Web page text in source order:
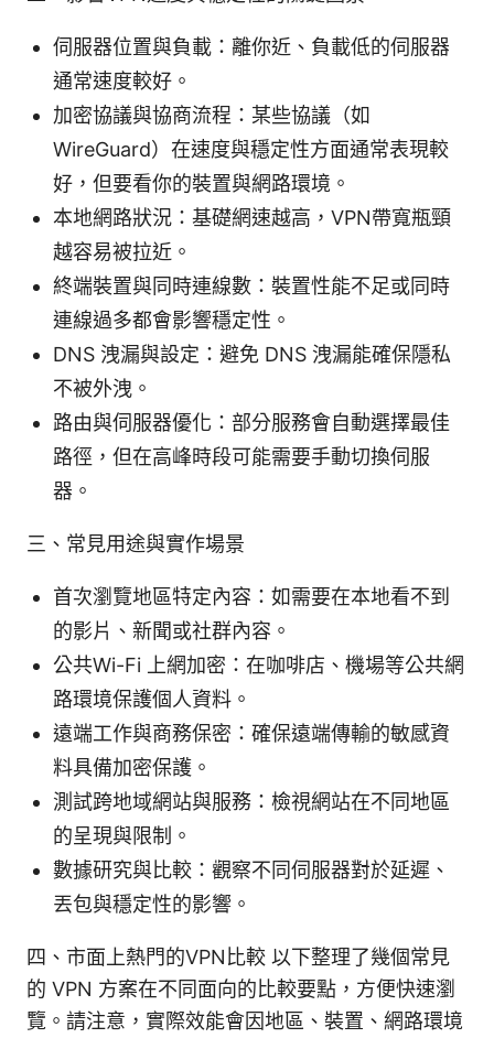
伺服器位置與負載：離你近、負載低的伺服器
通常速度較好。
加密協議與協商流程：某些協議（如
WireGuard）在速度與穩定性方面通常表現較
好，但要看你的裝置與網路環境。
本地網路狀況：基礎網速越高，VPN帶寬瓶頸
越容易被拉近。
終端裝置與同時連線數：裝置性能不足或同時
連線過多都會影響穩定性。
DNS 洩漏與設定：避免 DNS 洩漏能確保隱私
不被外洩。
路由與伺服器優化：部分服務會自動選擇最佳
路徑，但在高峰時段可能需要手動切換伺服
器。
三、常見用途與實作場景
首次瀏覽地區特定內容：如需要在本地看不到
的影片、新聞或社群內容。
公共Wi-Fi 上網加密：在咖啡店、機場等公共網
路環境保護個人資料。
遠端工作與商務保密：確保遠端傳輸的敏感資
料具備加密保護。
測試跨地域網站與服務：檢視網站在不同地區
的呈現與限制。
數據研究與比較：觀察不同伺服器對於延遲、
丟包與穩定性的影響。
四、市面上熱門的VPN比較 以下整理了幾個常見
的 VPN 方案在不同面向的比較要點，方便快速瀏
覽。請注意，實際效能會因地區、裝置、網路環境